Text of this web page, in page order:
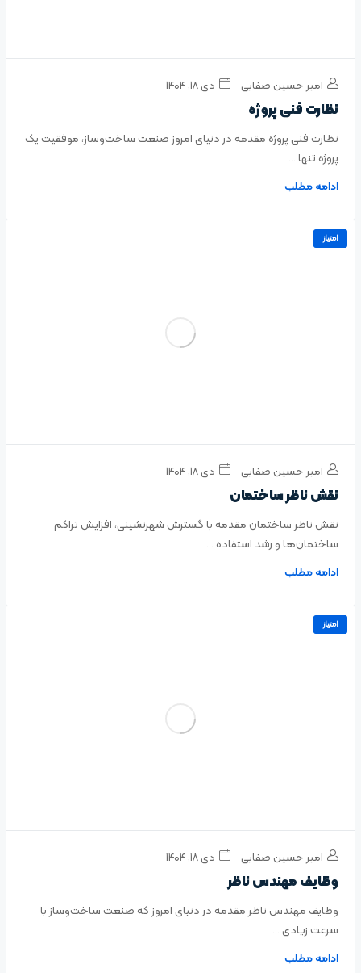
امیر حسین صفایی دی ۱۸, ۱۴۰۴
نظارت فنی پروژه
نظارت فنی پروژه مقدمه در دنیای امروز صنعت ساخت‌وساز، موفقیت یک
پروژه تنها ...
ادامه مطلب
امتیاز
امیر حسین صفایی دی ۱۸, ۱۴۰۴
نقش ناظر ساختمان
نقش ناظر ساختمان مقدمه با گسترش شهرنشینی، افزایش تراکم
ساختمان‌ها و رشد استفاده ...
ادامه مطلب
امتیاز
امیر حسین صفایی دی ۱۸, ۱۴۰۴
وظایف مهندس ناظر
وظایف مهندس ناظر مقدمه در دنیای امروز که صنعت ساخت‌وساز با
سرعت زیادی ...
ادامه مطلب